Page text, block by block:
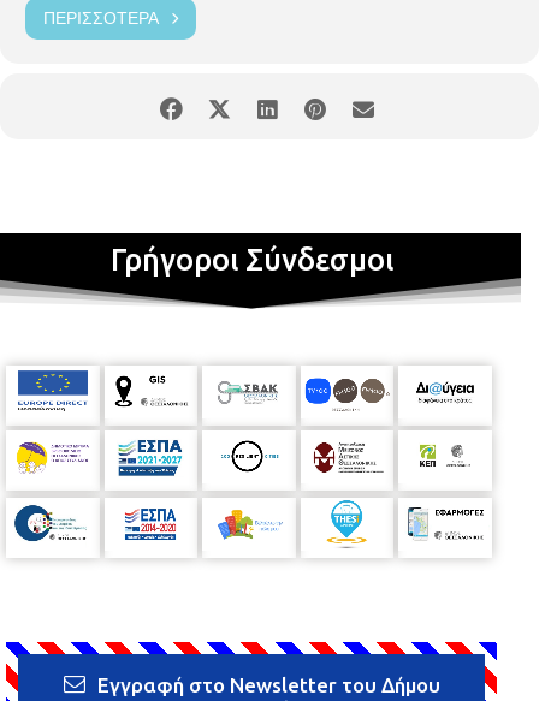
ΠΕΡΙΣΣΌΤΕΡΑ
Γρήγοροι Σύνδεσμοι
Εγγραφή στο Newsletter του Δήμου